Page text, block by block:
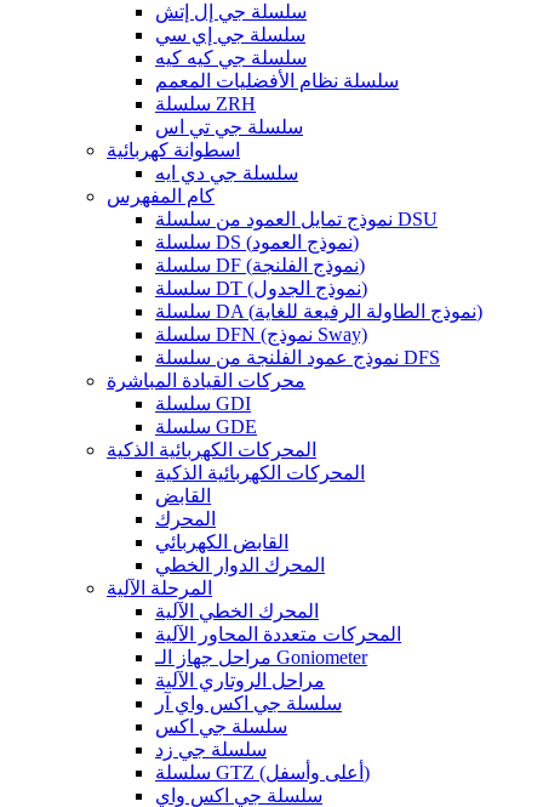
سلسلة جي إل إتش
سلسلة جي إي سي
سلسلة جي كيه كيه
سلسلة نظام الأفضليات المعمم
سلسلة ZRH
سلسلة جي تي اس
اسطوانة كهربائية
سلسلة جي دي ايه
كام المفهرس
نموذج تمايل العمود من سلسلة DSU
سلسلة DS (نموذج العمود)
سلسلة DF (نموذج الفلنجة)
سلسلة DT (نموذج الجدول)
سلسلة DA (نموذج الطاولة الرفيعة للغاية)
سلسلة DFN (نموذج Sway)
نموذج عمود الفلنجة من سلسلة DFS
محركات القيادة المباشرة
سلسلة GDI
سلسلة GDE
المحركات الكهربائية الذكية
المحركات الكهربائية الذكية
القابض
المحرك
القابض الكهربائي
المحرك الدوار الخطي
المرحلة الآلية
المحرك الخطي الآلية
المحركات متعددة المحاور الآلية
مراحل جهاز الـ Goniometer
مراحل الروتاري الآلية
سلسلة جي اكس واي آر
سلسلة جي اكس
سلسلة جي زد
سلسلة GTZ (أعلى وأسفل)
سلسلة جي اكس واي